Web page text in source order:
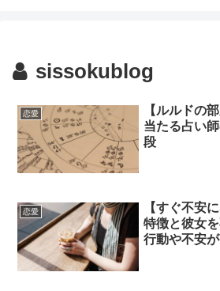
sissokublog
恋愛
【ルルドの
当たる占い
段
恋愛
【すぐ不安
特徴と彼女
行動や不安